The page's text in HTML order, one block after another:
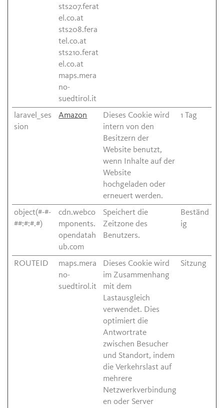
sts207.ferat
el.co.at
sts208.fera
tel.co.at
sts210.ferat
el.co.at
maps.mera
no-
suedtirol.it
laravel_ses
sion
Amazon
Dieses Cookie wird
intern von den
Besitzern der
Website benutzt,
wenn Inhalte auf der
Website
hochgeladen oder
erneuert werden.
1 Tag
object(#-#-
##:#:#.#)
cdn.webco
mponents.
opendatah
ub.com
Speichert die
Zeitzone des
Benutzers.
Beständ
ig
ROUTEID
maps.mera
no-
suedtirol.it
Dieses Cookie wird
im Zusammenhang
mit dem
Lastausgleich
verwendet. Dies
optimiert die
Antwortrate
zwischen Besucher
und Standort, indem
die Verkehrslast auf
mehrere
Netzwerkverbindung
en oder Server
Sitzung